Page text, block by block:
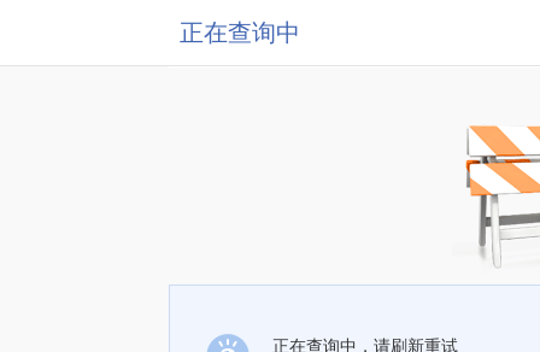
正在查询中
正在查询中，请刷新重试